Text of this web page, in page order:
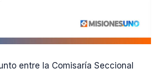
entre la Comisaría Seccional